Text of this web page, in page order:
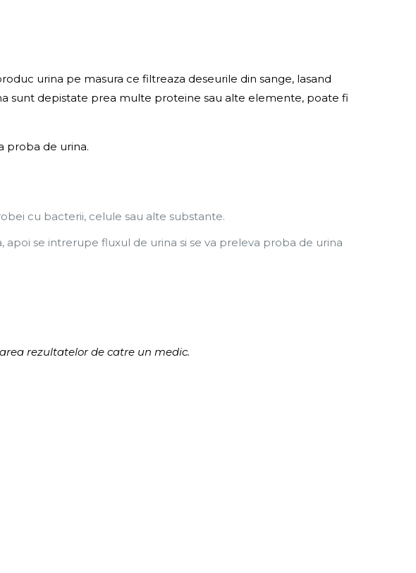
urina pe masura ce filtreaza deseurile din sange, lasand
sunt depistate prea multe proteine sau alte elemente, poate fi
proba de urina.
cu bacterii, celule sau alte substante.
apoi se intrerupe fluxul de urina si se va preleva proba de urina
rezultatelor de catre un medic.